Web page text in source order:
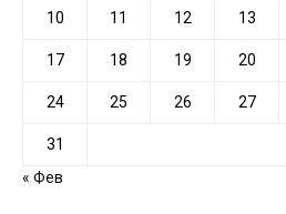
10 11 12 13
17 18 19 20
24 25 26 27
31
« Фев